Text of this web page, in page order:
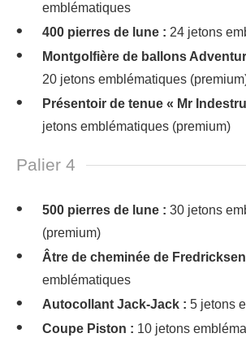
emblématiques
400 pierres de lune : 24 jetons
Montgolfière de ballons
20 jetons emblématiques
Présentoir de tenue « Mr
jetons emblématiques (premium)
Palier 4
500 pierres de lune : 30 jetons
(premium)
Âtre de cheminée de
emblématiques
Autocollant Jack-Jack : 5 jetons
Coupe Piston : 10 jetons